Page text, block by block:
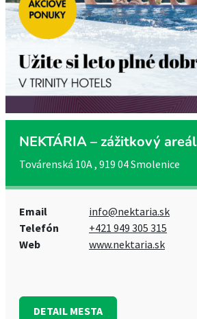
NEKTÁRIA – zážitkový areál
Továrenská 10A , 919 04 Smolenice
Email
info@nektaria.sk
Telefón
+421 949 305 315
Web
www.nektaria.sk
DETAIL MESTA